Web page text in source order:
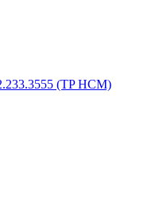
(TP HCM)